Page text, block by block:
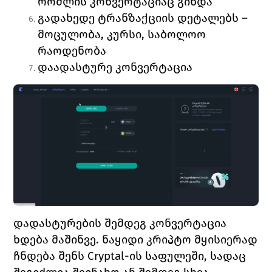
გადახედე ტრანზაქციის დეტალებს –
მოცულობა, კურსი, საბოლოო
რაოდენობა
დაადასტურე კონვერტაცია
დადასტურების შემდეგ კონვერტაცია
ხდება მაშინვე. ნაყიდი კრიპტო მყისიერად
ჩნდება შენს Cryptal-ის საფულეში, სადაც